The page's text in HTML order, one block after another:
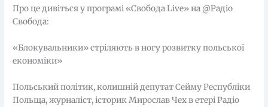
Про це дивіться у програмі «Свобода Live» на @Радіо
Свобода:
«Блокувальники» стріляють в ногу розвитку польської
економіки»
Польський політик, колишній депутат Сейму Республіки
Польща, журналіст, історик Мирослав Чех в етері Радіо